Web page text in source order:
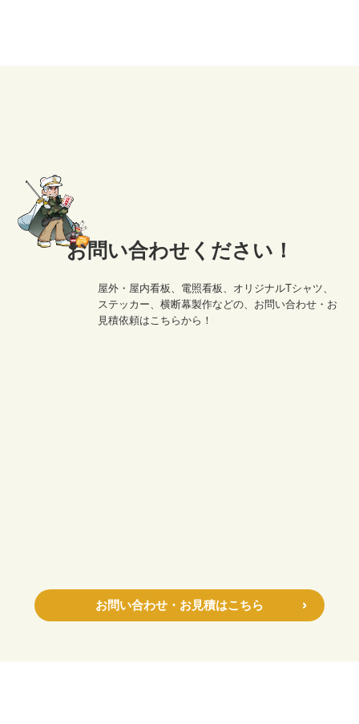
お問い合わせください！
屋外・屋内看板、電照看板、オリジナルTシャツ、
ステッカー、横断幕製作などの、お問い合わせ・お
見積依頼はこちらから！
お問い合わせ・お見積はこちら